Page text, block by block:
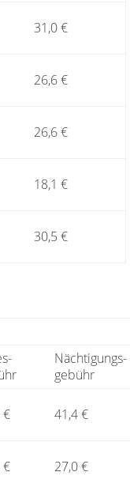
31,0 €
26,6 €
26,6 €
18,1 €
30,5 €
Nächtigungs-
gebühr
€ 41,4 €
€ 27,0 €